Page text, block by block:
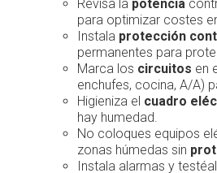
Revisa la potencia
para optimizar costes
Instala protección
permanentes para
Marca los circuitos en
enchufes, cocina, A/A)
Higieniza el cuadro
hay humedad.
No coloques equipos
zonas húmedas sin
Instala alarmas y